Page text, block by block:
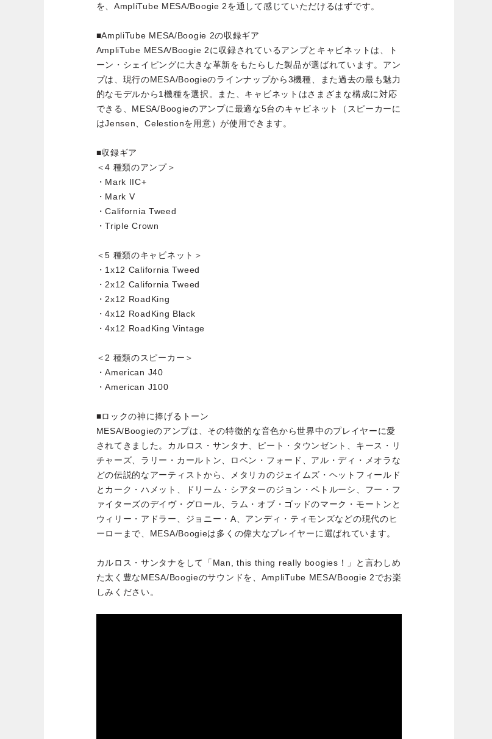
を、AmpliTube MESA/Boogie 2を通して感じていただけるはずです。
■AmpliTube MESA/Boogie 2の収録ギア
AmpliTube MESA/Boogie 2に収録されているアンプとキャビネットは、ト
ーン・シェイピングに大きな革新をもたらした製品が選ばれています。アン
プは、現行のMESA/Boogieのラインナップから3機種、また過去の最も魅力
的なモデルから1機種を選択。また、キャビネットはさまざまな構成に対応
できる、MESA/Boogieのアンプに最適な5台のキャビネット（スピーカーに
はJensen、Celestionを用意）が使用できます。
■収録ギア
＜4 種類のアンプ＞
・Mark IIC+
・Mark V
・California Tweed
・Triple Crown
＜5 種類のキャビネット＞
・1x12 California Tweed
・2x12 California Tweed
・2x12 RoadKing
・4x12 RoadKing Black
・4x12 RoadKing Vintage
＜2 種類のスピーカー＞
・American J40
・American J100
■ロックの神に捧げるトーン
MESA/Boogieのアンプは、その特徴的な音色から世界中のプレイヤーに愛
されてきました。カルロス・サンタナ、ピート・タウンゼント、キース・リ
チャーズ、ラリー・カールトン、ロベン・フォード、アル・ディ・メオラな
どの伝説的なアーティストから、メタリカのジェイムズ・ヘットフィールド
とカーク・ハメット、ドリーム・シアターのジョン・ペトルーシ、フー・フ
ァイターズのデイヴ・グロール、ラム・オブ・ゴッドのマーク・モートンと
ウィリー・アドラー、ジョニー・A、アンディ・ティモンズなどの現代のヒ
ーローまで、MESA/Boogieは多くの偉大なプレイヤーに選ばれています。
カルロス・サンタナをして「Man, this thing really boogies！」と言わしめ
た太く豊なMESA/Boogieのサウンドを、AmpliTube MESA/Boogie 2でお楽
しみください。